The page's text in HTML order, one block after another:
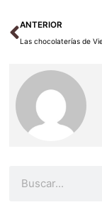
Ant
ANTERIOR